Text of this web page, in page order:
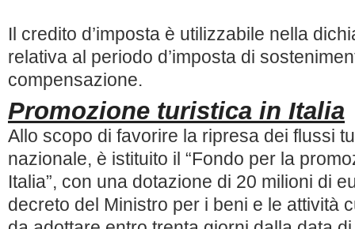
Il credito d’imposta è utilizzabile nella
relativa al periodo d’imposta di
compensazione.
Promozione turistica in Italia
Allo scopo di favorire la ripresa dei flussi
nazionale, è istituito il “Fondo per la
Italia”, con una dotazione di 20 milioni di
decreto del Ministro per i beni e le attività